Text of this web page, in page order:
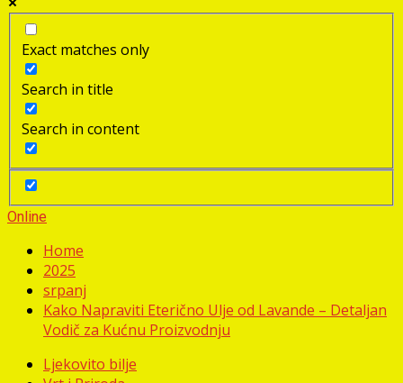
Exact matches only
Search in title
Search in content
Online
Home
2025
srpanj
Kako Napraviti Eterično Ulje od Lavande – Detaljan
Vodič za Kućnu Proizvodnju
Ljekovito bilje